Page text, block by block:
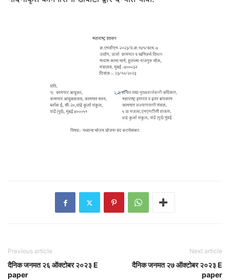
Previous article
दैनिक जनमत २६ ऑक्टोबर २०२३ E
paper
Next article
दैनिक जनमत २७ ऑक्टोबर २०२३ E
paper